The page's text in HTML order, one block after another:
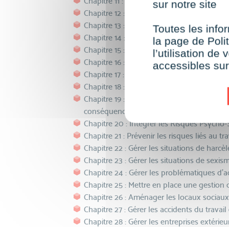
Chapitre 12 : Evaluer et prévenir le risque
Chapitre 13 : Evaluer et prévenir le risque
Chapitre 14 : Evaluer et prévenir le risque
Chapitre 15 : Evaluer et prévenir les
Chapitre 16 : Evaluer et prévenir les
Chapitre 17 : Evaluer et prévenir les
Chapitre 18 : Evaluer et prévenir les
Chapitre 19 : Repérer les Risques Psycho-
conséquences sur la santé
Chapitre 20 : Intégrer les Risques
Chapitre 21 : Prévenir les risques liés au
Chapitre 22 : Gérer les situations de
Chapitre 23 : Gérer les situations de
Chapitre 24 : Gérer les problématiques
Chapitre 25 : Mettre en place une
Chapitre 26 : Aménager les locaux
Chapitre 27 : Gérer les accidents du
Chapitre 28 : Gérer les entreprises
sur notre site
Toutes les
la page de
l’utilisation de
accessibles